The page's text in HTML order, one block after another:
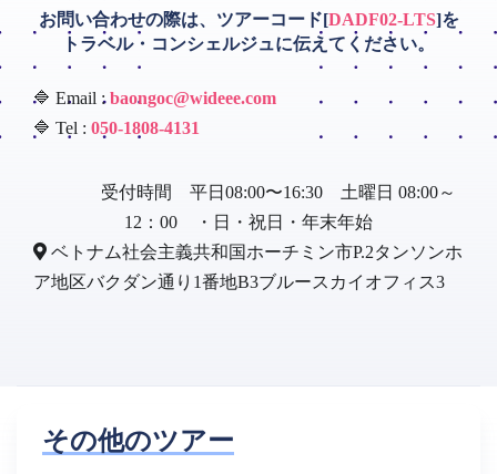
お問い合わせの際は、ツアーコード[DADF02-LTS]を
トラベル・コンシェルジュに伝えてください。
🔷 Email :baongoc@wideee.com
🔷 Tel : 050-1808-4131
受付時間 平日08:00〜16:30 土曜日 08:00～
12：00 ・日・祝日・年末年始
ベトナム社会主義共和国ホーチミン市P.2タンソンホ
ア地区バクダン通り1番地B3ブルースカイオフィス3
その他のツアー